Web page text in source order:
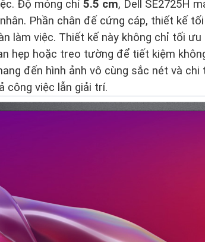
Độ mỏng chỉ 5.5 cm, Dell SE2725H
Phần chân đế cứng cáp, thiết kế
làm việc. Thiết kế này không chỉ tối
hẹp hoặc treo tường để tiết kiệm
đến hình ảnh vô cùng sắc nét và chi
công việc lẫn giải trí.